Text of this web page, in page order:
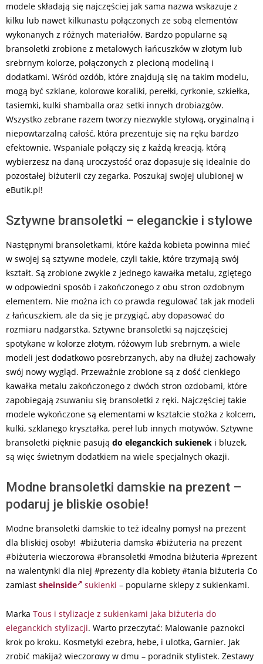
modele składają się najczęściej jak sama nazwa wskazuje z
kilku lub nawet kilkunastu połączonych ze sobą elementów
wykonanych z różnych materiałów. Bardzo popularne są
bransoletki zrobione z metalowych łańcuszków w złotym lub
srebrnym kolorze, połączonych z plecioną modeliną i
dodatkami. Wśród ozdób, które znajdują się na takim modelu,
mogą być szklane, kolorowe koraliki, perełki, cyrkonie, szkiełka,
tasiemki, kulki shamballa oraz setki innych drobiazgów.
Wszystko zebrane razem tworzy niezwykle stylową, oryginalną i
niepowtarzalną całość, która prezentuje się na ręku bardzo
efektownie. Wspaniale połączy się z każdą kreacją, którą
wybierzesz na daną uroczystość oraz dopasuje się idealnie do
pozostałej biżuterii czy zegarka. Poszukaj swojej ulubionej w
eButik.pl!
Sztywne bransoletki – eleganckie i stylowe
Następnymi bransoletkami, które każda kobieta powinna mieć
w swojej są sztywne modele, czyli takie, które trzymają swój
kształt. Są zrobione zwykle z jednego kawałka metalu, zgiętego
w odpowiedni sposób i zakończonego z obu stron ozdobnym
elementem. Nie można ich co prawda regulować tak jak modeli
z łańcuszkiem, ale da się je przygiąć, aby dopasować do
rozmiaru nadgarstka. Sztywne bransoletki są najczęściej
spotykane w kolorze złotym, różowym lub srebrnym, a wiele
modeli jest dodatkowo posrebrzanych, aby na dłużej zachowały
swój nowy wygląd. Przeważnie zrobione są z dość cienkiego
kawałka metalu zakończonego z dwóch stron ozdobami, które
zapobiegają zsuwaniu się bransoletki z ręki. Najczęściej takie
modele wykończone są elementami w kształcie stożka z kolcem,
kulki, szklanego kryształka, pereł lub innych motywów. Sztywne
bransoletki pięknie pasują do eleganckich sukienek i bluzek,
są więc świetnym dodatkiem na wiele specjalnych okazji.
Modne bransoletki damskie na prezent –
podaruj je bliskie osobie!
Modne bransoletki damskie to też idealny pomysł na prezent
dla bliskiej osoby! #biżuteria damska #biżuteria na prezent
#biżuteria wieczorowa #bransoletki #modna biżuteria #prezent
na walentynki dla niej #prezenty dla kobiety #tania biżuteria Co
zamiast sheinside sukienki – popularne sklepy z sukienkami.
Marka Tous i stylizacje z sukienkami jaka biżuteria do
eleganckich stylizacji. Warto przeczytać: Malowanie paznokci
krok po kroku. Kosmetyki ezebra, hebe, i ulotka, Garnier. Jak
zrobić makijaż wieczorowy w dmu – poradnik stylistek. Zestawy